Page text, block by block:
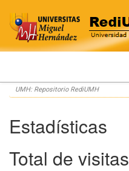
Skip
navigation
UMH: Repositorio RediUMH
Estadísticas
Total de visitas